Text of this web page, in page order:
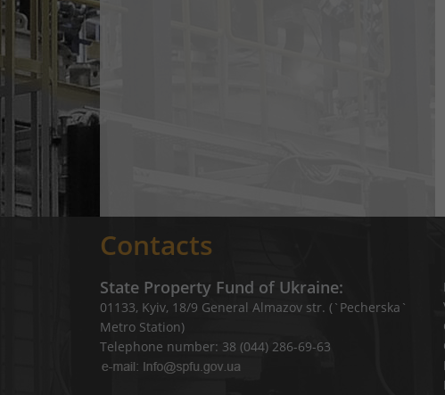
Contacts
State Property Fund of Ukraine:
01133, Kyiv, 18/9 General Almazov str. (`Pecherska`
Metro Station)
Telephone number: 38 (044) 286-69-63